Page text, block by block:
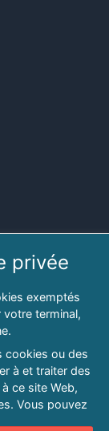
privée
exemptés
terminal,
cookies ou des
à et traiter des
ce site Web,
Vous pouvez